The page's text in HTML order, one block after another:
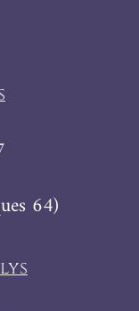
64)